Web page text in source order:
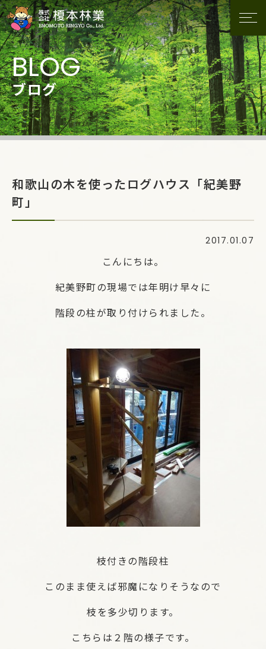
ブログ
和歌山の木を使ったログハウス「紀美野
町」
2017.01.07
こんにちは。
紀美野町の現場では年明け早々に
階段の柱が取り付けられました。
枝付きの階段柱
このまま使えば邪魔になりそうなので
枝を多少切ります。
こちらは２階の様子です。